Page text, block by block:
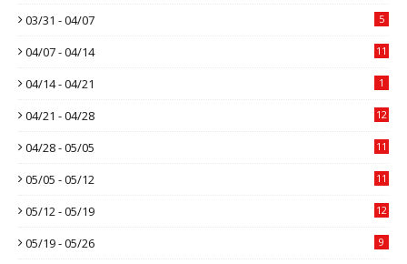
03/31 - 04/07 5
04/07 - 04/14 11
04/14 - 04/21 1
04/21 - 04/28 12
04/28 - 05/05 11
05/05 - 05/12 11
05/12 - 05/19 12
05/19 - 05/26 9